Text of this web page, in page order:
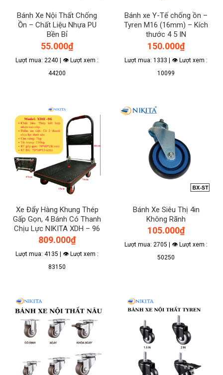
Bánh Xe Nội Thất Chống
Ồn – Chất Liệu Nhựa PU
Bền Bỉ
55.000₫
Lượt mua: 2240 | 👁 Lượt xem :
44200
Bánh xe Y-Tế chống ồn –
Tyren M16 (16mm) – Kích
thước 4 5 IN
150.000₫
Lượt mua: 1333 | 👁 Lượt xem :
10099
Xe Đẩy Hàng Khung Thép
Gấp Gọn, 4 Bánh Có Thanh
Chịu Lực NIKITA XDH – 96
809.000₫
Lượt mua: 4135 | 👁 Lượt xem :
83150
Bánh Xe Siêu Thị 4in
Không Rãnh
105.000₫
Lượt mua: 2705 | 👁 Lượt xem :
50250